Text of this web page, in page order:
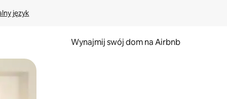
język
Wynajmij swój dom na Airbnb